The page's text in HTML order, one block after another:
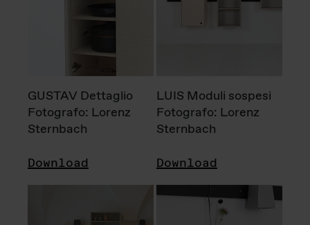
GUSTAV Dettaglio
Fotografo: Lorenz
Sternbach
Download
LUIS Moduli sospesi
Fotografo: Lorenz
Sternbach
Download